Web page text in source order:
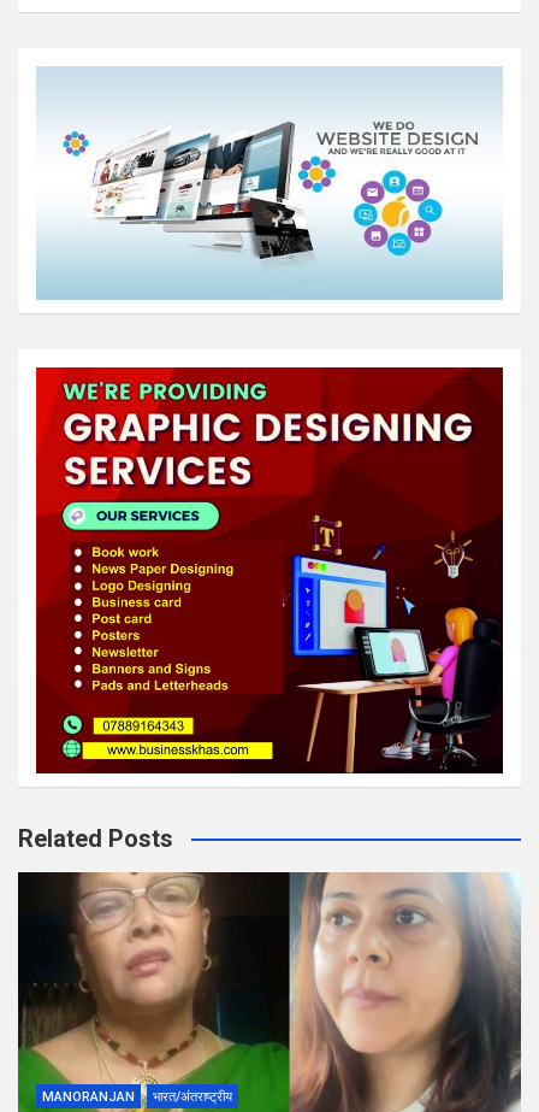
Related Posts
MANORANJAN भारत/अंतराष्ट्रीय